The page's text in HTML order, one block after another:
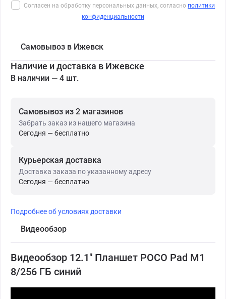
Согласен на обработку персональных данных, согласно политики
конфиденциальности
Самовывоз в Ижевск
Наличие и доставка в Ижевске
В наличии — 4 шт.
Самовывоз из 2 магазинов
Забрать заказ из нашего магазина
Сегодня — бесплатно
Курьерская доставка
Доставка заказа по указанному адресу
Сегодня — бесплатно
Подробнее об условиях доставки
Видеообзор
Видеообзор 12.1" Планшет POCO Pad M1
8/256 ГБ синий